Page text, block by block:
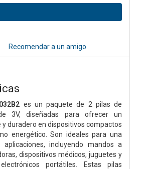
Recomendar a un amigo
es un paquete de 2 pilas de
3V, diseñadas para ofrecer un
duradero en dispositivos compactos
energético. Son ideales para una
incluyendo mandos a
dispositivos médicos, juguetes y
portátiles. Estas pilas